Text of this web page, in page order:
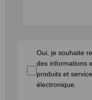
Oui, je souhaite
des informations
produits et
électronique.